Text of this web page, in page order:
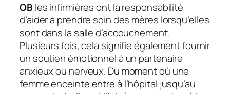
OB les infirmières ont la responsabilité
d’aider à prendre soin des mères lorsqu’elles
sont dans la salle d’accouchement.
Plusieurs fois, cela signifie également fournir
un soutien émotionnel à un partenaire
anxieux ou nerveux. Du moment où une
femme enceinte entre à l’hôpital jusqu’au